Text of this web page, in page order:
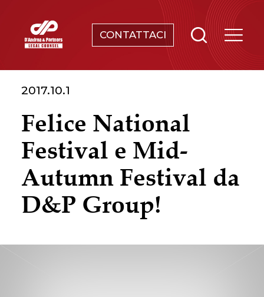
CONTATTACI
CHI SIAMO
NEWS & EVENTI
CONOSCENZE
CONTATTI
2017.10.1
Felice National
Festival e Mid-
Autumn Festival da
D&P Group!